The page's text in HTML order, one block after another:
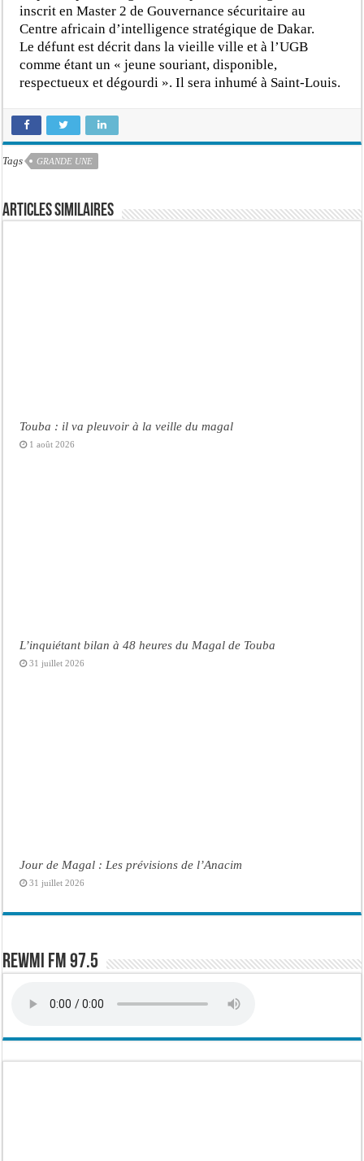
inscrit en Master 2 de Gouvernance sécuritaire au
Centre africain d’intelligence stratégique de Dakar.
Le défunt est décrit dans la vieille ville et à l’UGB
comme étant un « jeune souriant, disponible,
respectueux et dégourdi ». Il sera inhumé à Saint-Louis.
Tags GRANDE UNE
Articles similaires
Touba : il va pleuvoir à la veille du magal
1 août 2026
L’inquiétant bilan à 48 heures du Magal de Touba
31 juillet 2026
Jour de Magal : Les prévisions de l’Anacim
31 juillet 2026
Rewmi FM 97.5